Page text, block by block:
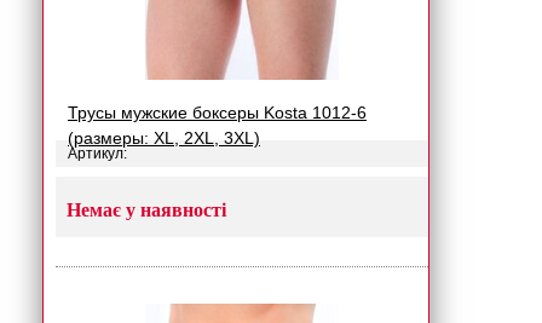
Трусы мужские боксеры Kosta 1012-6
(размеры: XL, 2XL, 3XL)
Артикул:
Немає у наявності